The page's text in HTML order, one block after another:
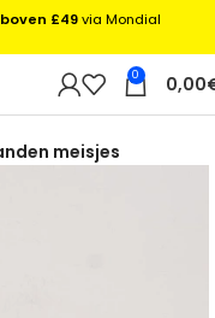
0 0,00
meisjes
£49via Mondial